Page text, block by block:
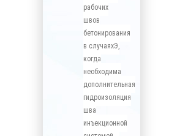
рабочих
швов
бетонирования
в случаяхЭ,
когда
необходима
дополнительная
гидроизоляция
шва
инъекционной